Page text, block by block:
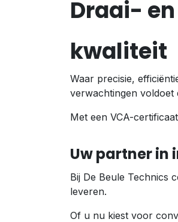
Draai-
kwaliteit
Waar precisie,
verwachtingen voldoet
Met een VCA-
Uw partner
Bij De Beule Technics
leveren.
Of u nu kiest voor